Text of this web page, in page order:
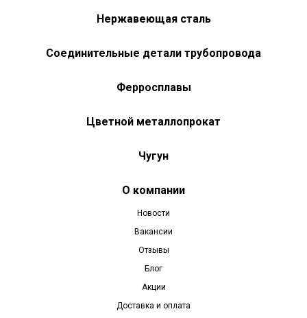
Нержавеющая сталь
Соединительные детали трубопровода
Ферросплавы
Цветной металлопрокат
Чугун
О компании
Новости
Вакансии
Отзывы
Блог
Акции
Доставка и оплата